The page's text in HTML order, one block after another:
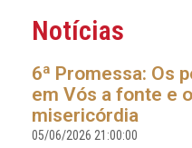
Notícias
6ª Promessa: Os
em Vós a fonte e
misericórdia
05/06/2026 21:00:00